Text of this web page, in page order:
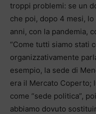
troppi problemi: se un
che poi, dopo 4 mesi,
anni, con la pandemia,
“Come tutti siamo stati
organizzativamente
esempio, la sede di
era il Mercato Coperto;
come “sede politica”,
abbiamo dovuto